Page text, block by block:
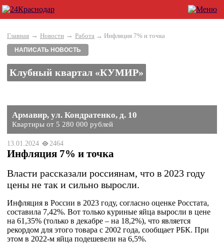
Главная → Новости → Работа → Инфляция 7% и точка
НАПИСАТЬ НОВОСТЬ
Клубный квартал «КУМИР»
Армавир, ул. Кондратенко, д. 10
Квартиры от 5 280 000 рублей
13.01.2024 2464
Инфляция 7% и точка
Власти рассказали россиянам, что в 2023 году
цены не так и сильно выросли.
Инфляция в России в 2023 году, согласно оценке Росстата,
составила 7,42%. Вот только куриные яйца выросли в цене
на 61,35% (только в декабре – на 18,2%), что является
рекордом для этого товара с 2002 года, сообщает РБК. При
этом в 2022-м яйца подешевели на 6,5%.